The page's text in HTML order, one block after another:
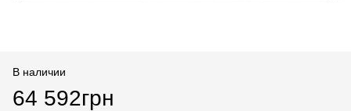
В наличии
64 592грн